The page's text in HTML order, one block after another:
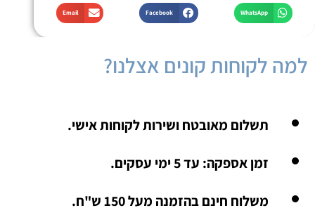
WhatsApp
Facebook
Email
למה לקוחות קונים אצלנו?
תשלום מאובטח ושירות לקוחות אישי.
זמן אספקה: עד 5 ימי עסקים.
משלוח חינם בהזמנה מעל 150 ש"ח.